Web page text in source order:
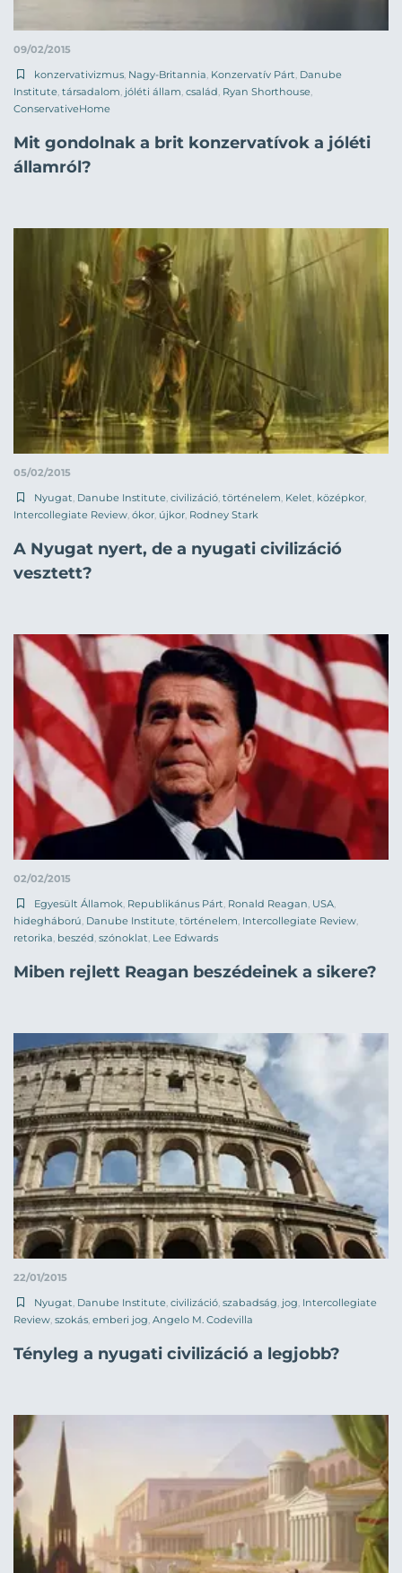
09/02/2015
konzervativizmus Nagy-Britannia Konzervatív Párt Danube
Institute társadalom jóléti állam család Ryan Shorthouse
ConservativeHome
Mit gondolnak a brit konzervatívok a jóléti
államról?
05/02/2015
Nyugat, Danube Institute, civilizáció, történelem, Kelet, középkor,
Intercollegiate Review, ókor, újkor, Rodney Stark
A Nyugat nyert, de a nyugati civilizáció
vesztett?
02/02/2015
Egyesült Államok, Republikánus Párt, Ronald Reagan, USA,
hidegháború, Danube Institute, történelem, Intercollegiate Review,
retorika, beszéd, szónoklat, Lee Edwards
Miben rejlett Reagan beszédeinek a sikere?
22/01/2015
Nyugat, Danube Institute, civilizáció, szabadság, jog, Intercollegiate
Review, szokás, emberi jog, Angelo M. Codevilla
Tényleg a nyugati civilizáció a legjobb?